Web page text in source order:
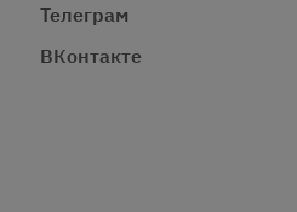
Телеграм
ВКонтакте